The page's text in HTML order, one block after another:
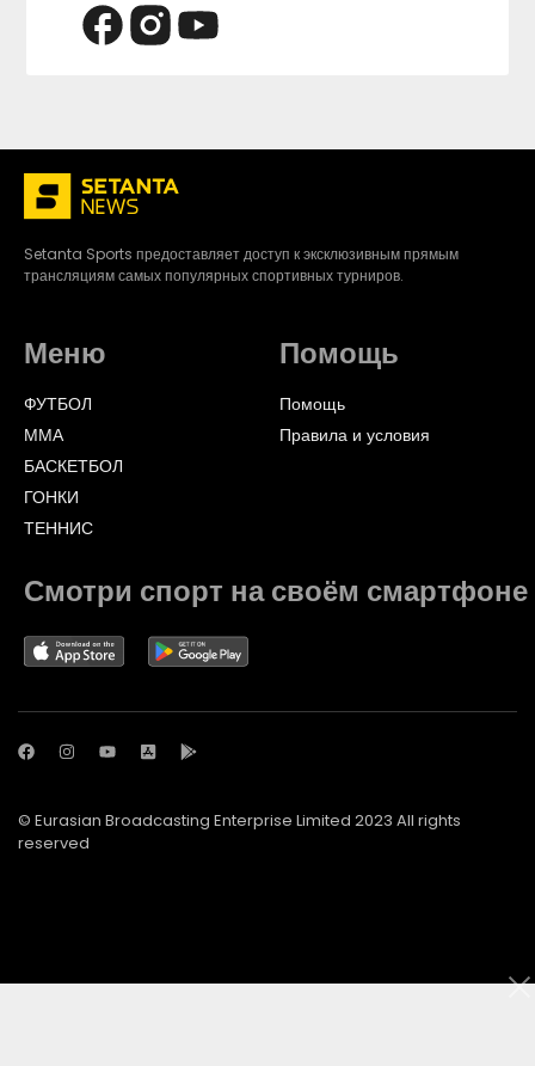
Setanta Sports предоставляет доступ к эксклюзивным прямым
трансляциям самых популярных спортивных турниров.
Меню
ФУТБОЛ
ММА
БАСКЕТБОЛ
ГОНКИ
ТЕННИС
Помощь
Помощь
Правила и условия
Смотри спорт на своём смартфоне
© Eurasian Broadcasting Enterprise Limited 2023 All rights
reserved